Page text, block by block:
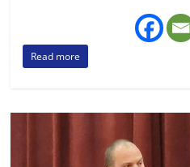
Read more